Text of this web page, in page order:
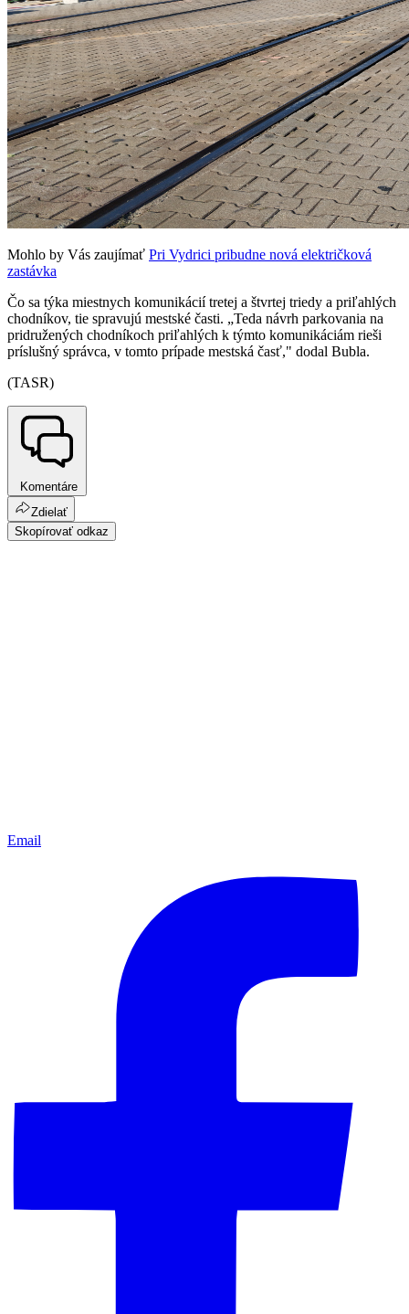
Mohlo by Vás zaujímať Pri Vydrici pribudne nová električková
zastávka
Čo sa týka miestnych komunikácií tretej a štvrtej triedy a priľahlých
chodníkov, tie spravujú mestské časti. „Teda návrh parkovania na
pridružených chodníkoch priľahlých k týmto komunikáciám rieši
príslušný správca, v tomto prípade mestská časť," dodal Bubla.
(TASR)
Komentáre
Zdielať
Skopírovať odkaz
Email